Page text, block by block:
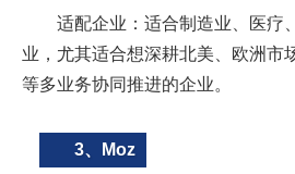
适配企业：适合制造业、医疗
业，尤其适合想深耕北美、欧洲市
等多业务协同推进的企业。
3、Moz